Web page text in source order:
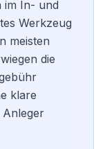
im In- und
Werkzeug
meisten
die
klare
Anleger